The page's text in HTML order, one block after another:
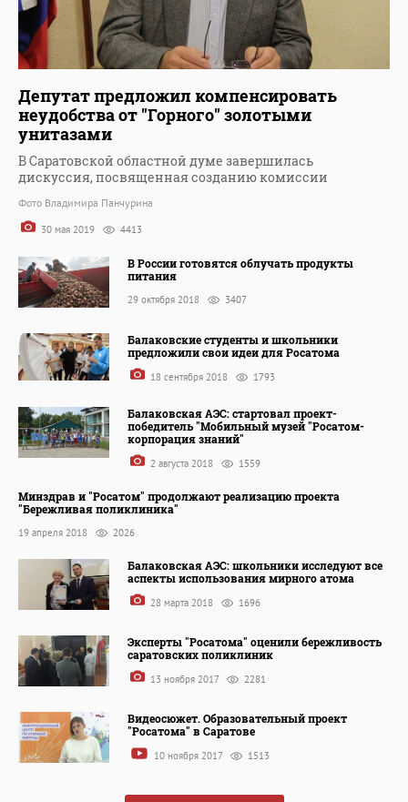
Депутат предложил компенсировать
неудобства от "Горного" золотыми
унитазами
В Саратовской областной думе завершилась
дискуссия, посвященная созданию комиссии
Фото Владимира Панчурина
30 мая 2019 4413
В России готовятся облучать продукты
питания
29 октября 2018 3407
Балаковские студенты и школьники
предложили свои идеи для Росатома
18 сентября 2018 1793
Балаковская АЭС: стартовал проект-
победитель "Мобильный музей "Росатом-
корпорация знаний"
2 августа 2018 1559
Минздрав и "Росатом" продолжают реализацию проекта
"Бережливая поликлиника"
19 апреля 2018 2026
Балаковская АЭС: школьники исследуют все
аспекты использования мирного атома
28 марта 2018 1696
Эксперты "Росатома" оценили бережливость
саратовских поликлиник
13 ноября 2017 2281
Видеосюжет. Образовательный проект
"Росатома" в Саратове
10 ноября 2017 1513